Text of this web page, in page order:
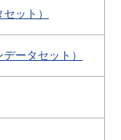
ット）
ータセット）